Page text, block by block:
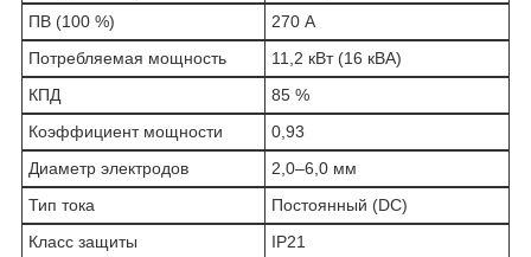
ПВ (100 %)
270 А
Потребляемая мощность
11,2 кВт (16 кВА)
КПД
85 %
Коэффициент мощности
0,93
Диаметр электродов
2,0–6,0 мм
Тип тока
Постоянный (DC)
Класс защиты
IP21